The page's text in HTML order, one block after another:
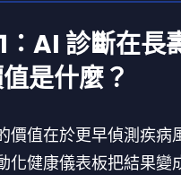
：AI 診斷在長
是什麼？
價值在於更早偵測疾病
化健康儀表板把結果變